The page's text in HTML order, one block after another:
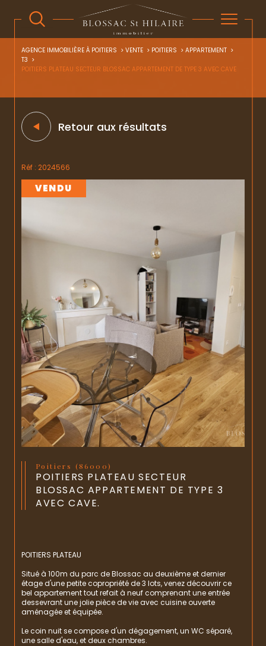
AGENCE IMMOBILIÈRE À POITIERS VENTE POITIERS
APPARTEMENT
T3
POITIERS PLATEAU SECTEUR BLOSSAC APPARTEMENT DE TYPE 3 AVEC CAVE
Retour aux résultats
Réf : 2024566
VENDU
Poitiers (86000)
POITIERS PLATEAU SECTEUR
BLOSSAC APPARTEMENT DE TYPE 3
AVEC CAVE.
POITIERS PLATEAU
Situé à 100m du parc de Blossac au deuxième et dernier
étage d'une petite copropriété de 3 lots, venez découvrir ce
bel appartement tout refait à neuf comprenant une entrée
dessevrant une jolie pièce de vie avec cuisine ouverte
aménagée et équipée.
Le coin nuit se compose d'un dégagement, un WC séparé,
une salle d'eau, et deux chambres.